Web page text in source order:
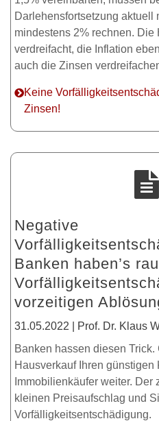
Darlehensfortsetzung aktuell
mindestens 2% rechnen.
verdreifacht, die Inflation
auch die Zinsen
Keine
Zinsen!
Negative
Banken haben’s
vorzeitigen
31.05.2022 | Prof. Dr. Klaus
Banken hassen diesen
Hausverkauf Ihren günstigen
Immobilienkäufer weiter. Der
kleinen Preisaufschlag und
Vorfälligkeitsentschädigung.